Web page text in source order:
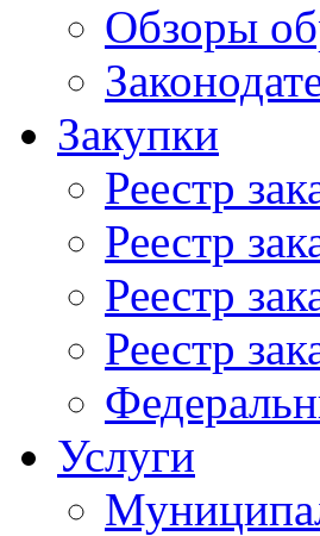
Обзоры
Закупки
Реестр
Реестр
Реестр
Реестр
Услуги